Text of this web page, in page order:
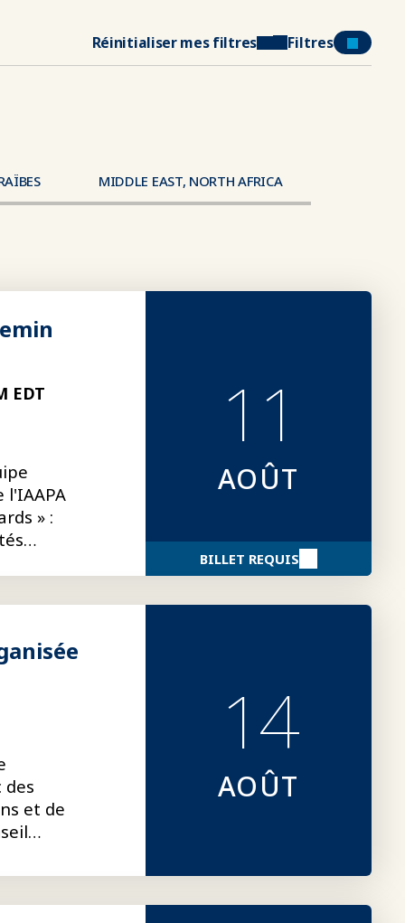
Réinitialiser mes filtres Filtres
MIDDLE EAST, NORTH AFRICA
EDT
l'IAAPA
» :
11
AOÛT
BILLET REQUIS
et de
14
AOÛT